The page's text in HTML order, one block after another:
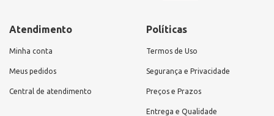
Atendimento
Minha conta
Meus pedidos
Central de atendimento
Políticas
Termos de Uso
Segurança e Privacidade
Preços e Prazos
Entrega e Qualidade